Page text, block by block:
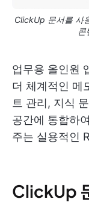
ClickUp 문서를 사
콘
업무용 올인원
더 체계적인 메
트 관리, 지식
공간에 통합하
주는 실용적인
ClickUp